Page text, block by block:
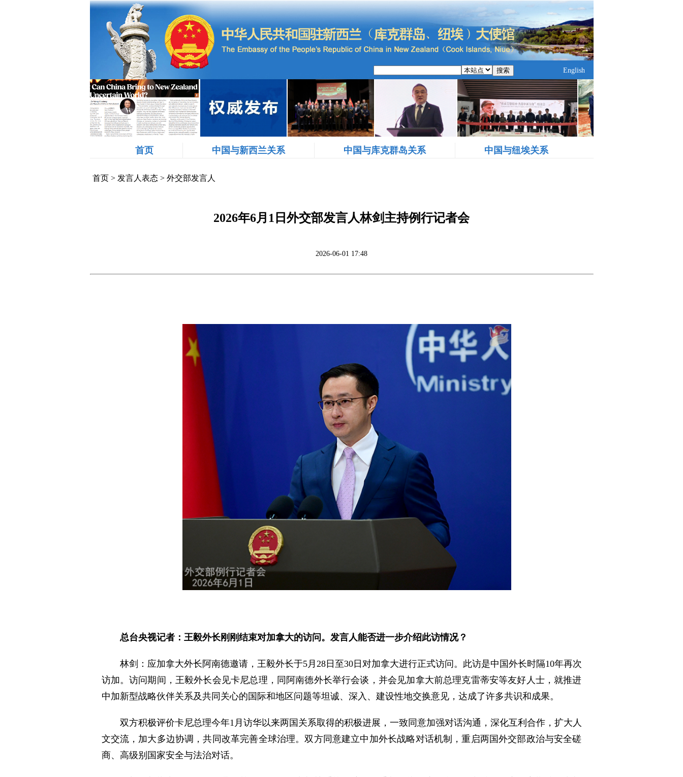
搜索 English
首页 中国与新西兰关系 中国与库克群岛关系 中国与纽埃关系
首页> 发言人表态> 外交部发言人
2026年6月1日外交部发言人林剑主持例行记者会
2026-06-01 17:48
总台央视记者：王毅外长刚刚结束对加拿大的访问。发言人能否进一步介绍此访情况？
林剑：应加拿大外长阿南德邀请，王毅外长于5月28日至30日对加拿大进行正式访问。此访是中国外长时隔10年再次
访加。访问期间，王毅外长会见卡尼总理，同阿南德外长举行会谈，并会见加拿大前总理克雷蒂安等友好人士，就推进
中加新型战略伙伴关系及共同关心的国际和地区问题等坦诚、深入、建设性地交换意见，达成了许多共识和成果。
双方积极评价卡尼总理今年1月访华以来两国关系取得的积极进展，一致同意加强对话沟通，深化互利合作，扩大人
文交流，加大多边协调，共同改革完善全球治理。双方同意建立中加外长战略对话机制，重启两国外交部政治与安全磋
商、高级别国家安全与法治对话。